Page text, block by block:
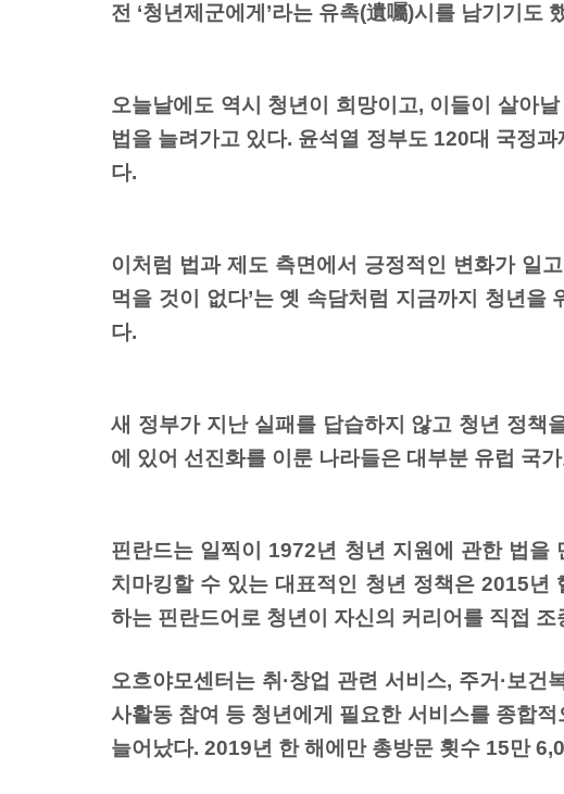
전 ‘청년제군에게’라는 유촉(遺囑)시를 남기기
오늘날에도 역시 청년이 희망이고, 이들이 살아
법을 늘려가고 있다. 윤석열 정부도 120대 국정
다.
이처럼 법과 제도 측면에서 긍정적인 변화가 일
먹을 것이 없다’는 옛 속담처럼 지금까지 청년
다.
새 정부가 지난 실패를 답습하지 않고 청년 정책
에 있어 선진화를 이룬 나라들은 대부분 유럽 국
핀란드는 일찍이 1972년 청년 지원에 관한 법
치마킹할 수 있는 대표적인 청년 정책은 2015년
하는 핀란드어로 청년이 자신의 커리어를 직접
오흐야모센터는 취·창업 관련 서비스, 주거·보
사활동 참여 등 청년에게 필요한 서비스를 종합
늘어났다. 2019년 한 해에만 총방문 횟수 15만